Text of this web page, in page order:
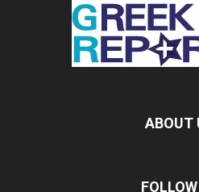
ABOUT